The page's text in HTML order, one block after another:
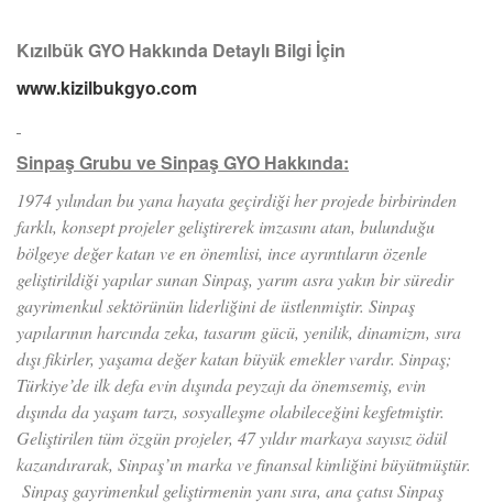
Kızılbük GYO Hakkında Detaylı Bilgi İçin
www.kizilbukgyo.com
Sinpaş Grubu ve Sinpaş GYO Hakkında:
1974 yılından bu yana hayata geçirdiği her projede birbirinden
farklı, konsept projeler geliştirerek imzasını atan, bulunduğu
bölgeye değer katan ve en önemlisi, ince ayrıntıların özenle
geliştirildiği yapılar sunan Sinpaş, yarım asra yakın bir süredir
gayrimenkul sektörünün liderliğini de üstlenmiştir. Sinpaş
yapılarının harcında zeka, tasarım gücü, yenilik, dinamizm, sıra
dışı fikirler, yaşama değer katan büyük emekler vardır. Sinpaş;
Türkiye’de ilk defa evin dışında peyzajı da önemsemiş, evin
dışında da yaşam tarzı, sosyalleşme olabileceğini keşfetmiştir.
Geliştirilen tüm özgün projeler, 47 yıldır markaya sayısız ödül
kazandırarak, Sinpaş’ın marka ve finansal kimliğini büyütmüştür.
Sinpaş gayrimenkul geliştirmenin yanı sıra, ana çatısı Sinpaş